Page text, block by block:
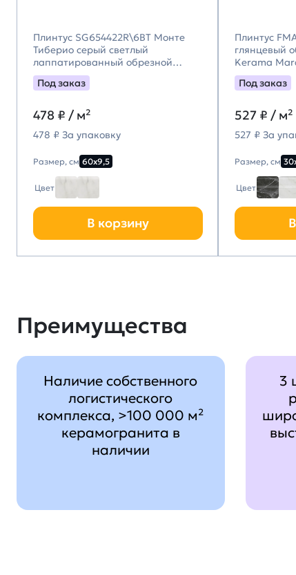
Плинтус SG654422R\6BT Монте
Тиберио серый светлый
лаппатированный обрезной
60x9,5x0,9, Kerama Marazzi
(Керама Марацци)
Под заказ
478 ₽ / м²
478 ₽ За упаковку
Размер, см 60х9,5
Цвет
В корзину
Плинтус
глянцевый
Kerama
Марацци)
Под заказ
527 ₽ / м²
527 ₽ За
Размер, см
Цвет
Преимущества
Наличие собственного
логистического
комплекса, >100 000 м²
керамогранита в
наличии
3